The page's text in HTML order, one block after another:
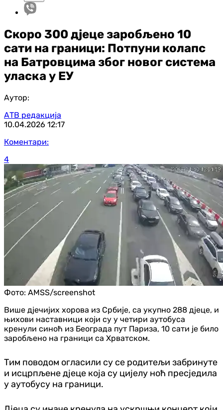
Скоро 300 д‌јеце заробљено 10
сати на граници: Потпуни колапс
на Батровцима због новог система
уласка у ЕУ
Аутор:
АТВ редакција
10.04.2026 12:17
Коментари:
4
Фото: AMSS/screenshot
Више д‌јечијих хорова из Србије, са укупно 288 д‌јеце, и
њихови наставници који су у четири аутобуса
кренули синоћ из Београда пут Париза, 10 сати је било
заробљено на граници са Хрватском.
Тим поводом огласили су се родитељи забринуте
и исцрпљене д‌јеце која су цијелу ноћ пресједила
у аутобусу на граници.